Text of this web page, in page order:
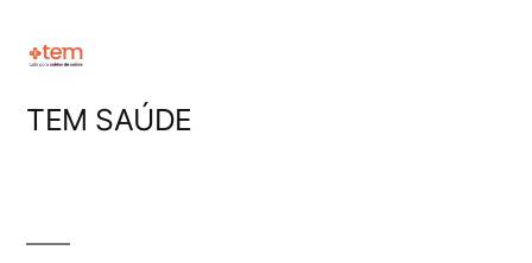
para
TEM SAÚDE